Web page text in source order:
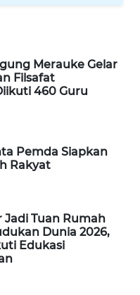
Merauke Gelar
Filsafat
460 Guru
Pemda Siapkan
Rakyat
Jadi Tuan Rumah
Dunia 2026,
Edukasi